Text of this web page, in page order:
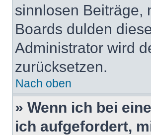
sinnlosen
Boards dulden
Administrator wird
zurücksetzen.
Nach oben
» Wenn ich bei
ich aufgefordert,